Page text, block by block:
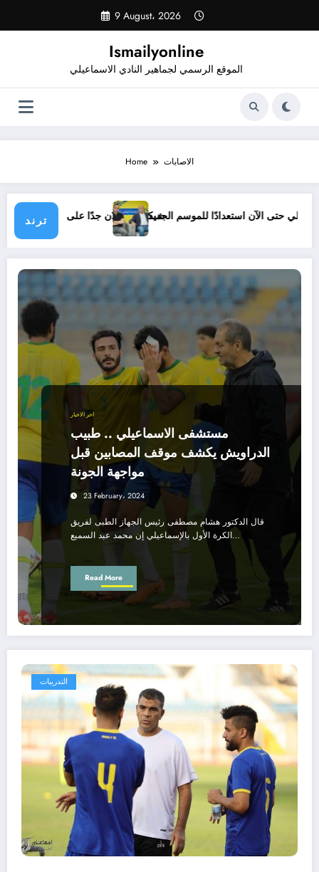
content
9 August، 2026
Ismailyonline
الموقع الرسمي لجماهير النادي الاسماعيلي
Home الاصابات
ترند
شيكابالا:قائمة الإسماعيلي حتى الآن استعدادًا للموسم الجديد
اخر الاخبار
مستشفى الاسماعيلي .. طبيب
الدراويش يكشف موقف المصابين قبل
مواجهة الجونة
23 February، 2024
قال الدكتور هشام مصطفى رئيس الجهاز الطبى لفريق
الكرة الأول بالإسماعيلي إن محمد عبد السميع…
Read More
التدريبات